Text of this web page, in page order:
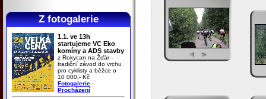
Z fotogalerie
1.1. ve 13h
startujeme VC Eko
komíny a ADS stavby
z Rokycan na Žďár -
tradiční závod do vrchu
pro cyklisty a běžce o
10 000,- Kč
Fotogalerie -
Procházení